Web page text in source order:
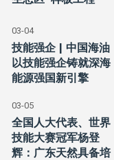
03-04
技能强企 | 中国海油
以技能强企铸就深海
能源强国新引擎
03-05
全国人大代表、世界
技能大赛冠军杨登
辉：广东天然具备培